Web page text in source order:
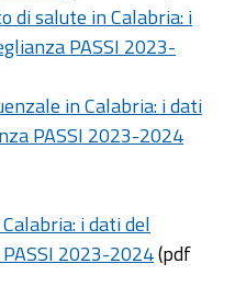
di salute in Calabria: i
PASSI 2023-
in Calabria: i dati
PASSI 2023-2024
i dati del
2023-2024(pdf